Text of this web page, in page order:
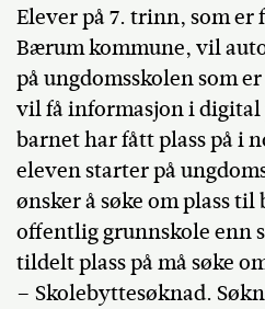
Elever på 7. trinn, som
Bærum kommune, vil
på ungdomsskolen som
vil få informasjon i digital
barnet har fått plass på i
eleven starter på
ønsker å søke om plass
offentlig grunnskole enn
tildelt plass på må søke
– Skolebyttesøknad.